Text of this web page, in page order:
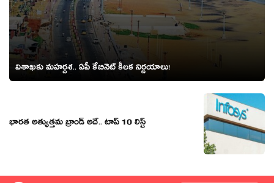
విశాఖ‌కు మ‌హ‌ర్ద‌శ‌.. ఏపీ కేబినెట్ కీల‌క నిర్ణ‌యాలు!
భారత అత్యుత్తమ బ్రాండ్ అదే.. టాప్ 10 లిస్ట్